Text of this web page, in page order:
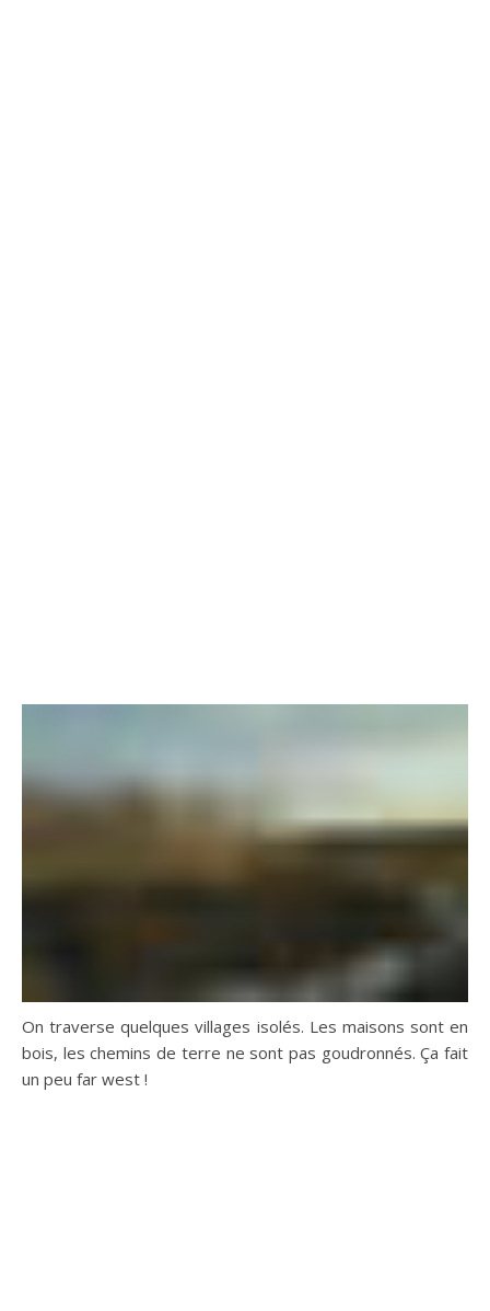
On traverse quelques villages isolés. Les maisons sont en
bois, les chemins de terre ne sont pas goudronnés. Ça fait
un peu far west !